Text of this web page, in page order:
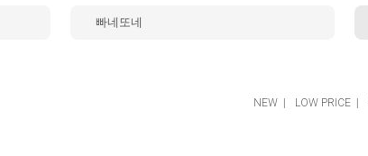
빠네또네
NEW LOW PRICE